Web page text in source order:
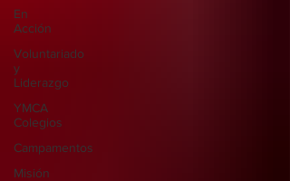
En
Acción
Voluntariado
y
Liderazgo
YMCA
Colegios
Campamentos
Misión